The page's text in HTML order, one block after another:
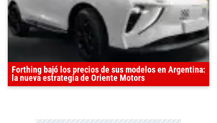
Forthing bajó los precios de sus modelos en Argentina:
la nueva estrategia de Oriente Motors